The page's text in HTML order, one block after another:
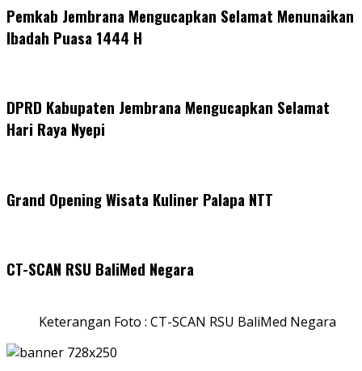
Pemkab Jembrana Mengucapkan Selamat Menunaikan
Ibadah Puasa 1444 H
DPRD Kabupaten Jembrana Mengucapkan Selamat
Hari Raya Nyepi
Grand Opening Wisata Kuliner Palapa NTT
CT-SCAN RSU BaliMed Negara
Keterangan Foto : CT-SCAN RSU BaliMed Negara